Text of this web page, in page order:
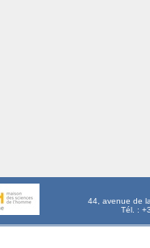
44, avenue de
Tél. :